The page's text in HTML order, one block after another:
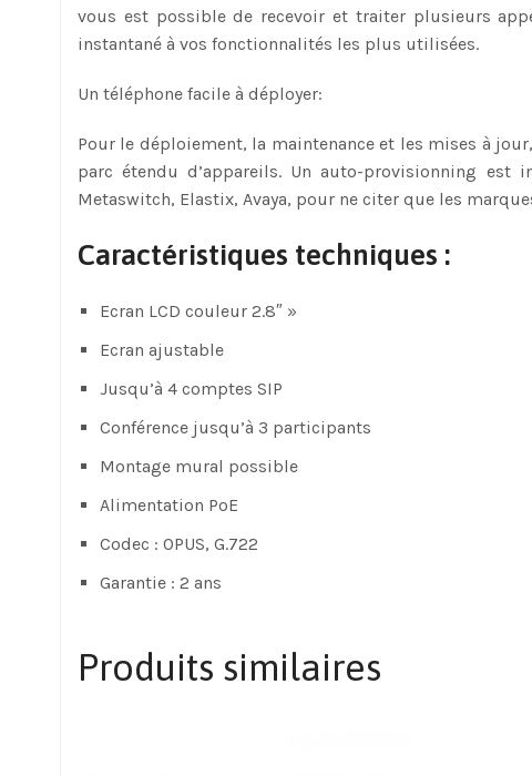
vous est possible de recevoir et traiter plusieurs
instantané à vos fonctionnalités les plus utilisées.
Un téléphone facile à déployer:
Pour le déploiement, la maintenance et les mises à
parc étendu d’appareils. Un auto-provisionning
Metaswitch, Elastix, Avaya, pour ne citer que les
Caractéristiques techniques :
Ecran LCD couleur 2.8″ »
Ecran ajustable
Jusqu’à 4 comptes SIP
Conférence jusqu’à 3 participants
Montage mural possible
Alimentation PoE
Codec : OPUS, G.722
Garantie : 2 ans
Produits similaires